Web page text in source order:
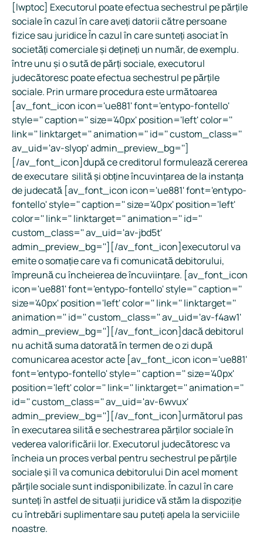
[lwptoc] Executorul poate efectua sechestrul pe părțile
sociale în cazul în care aveți datorii către persoane
fizice sau juridice În cazul în care sunteți asociat în
societăți comerciale și dețineți un număr, de exemplu.
între unu și o sută de părți sociale, executorul
judecătoresc poate efectua sechestrul pe părțile
sociale. Prin urmare procedura este următoarea
[av_font_icon icon='ue881' font='entypo-fontello'
style='' caption='' size='40px' position='left' color=''
link='' linktarget='' animation='' id='' custom_class=''
av_uid='av-slyop' admin_preview_bg='']
[/av_font_icon]după ce creditorul formulează cererea
de executare silită și obține încuvințarea de la instanța
de judecată [av_font_icon icon='ue881' font='entypo-
fontello' style='' caption='' size='40px' position='left'
color='' link='' linktarget='' animation='' id=''
custom_class='' av_uid='av-jbd5t'
admin_preview_bg=''][/av_font_icon]executorul va
emite o somație care va fi comunicată debitorului,
împreună cu încheierea de încuviințare. [av_font_icon
icon='ue881' font='entypo-fontello' style='' caption=''
size='40px' position='left' color='' link='' linktarget=''
animation='' id='' custom_class='' av_uid='av-f4aw1'
admin_preview_bg=''][/av_font_icon]dacă debitorul
nu achită suma datorată în termen de o zi după
comunicarea acestor acte [av_font_icon icon='ue881'
font='entypo-fontello' style='' caption='' size='40px'
position='left' color='' link='' linktarget='' animation=''
id='' custom_class='' av_uid='av-6wvux'
admin_preview_bg=''][/av_font_icon]următorul pas
în executarea silită e sechestrarea părților sociale în
vederea valorificării lor. Executorul judecătoresc va
încheia un proces verbal pentru sechestrul pe părțile
sociale și îl va comunica debitorului Din acel moment
părțile sociale sunt indisponibilizate. În cazul în care
sunteți în astfel de situații juridice vă stăm la dispoziție
cu întrebări suplimentare sau puteți apela la serviciile
noastre.